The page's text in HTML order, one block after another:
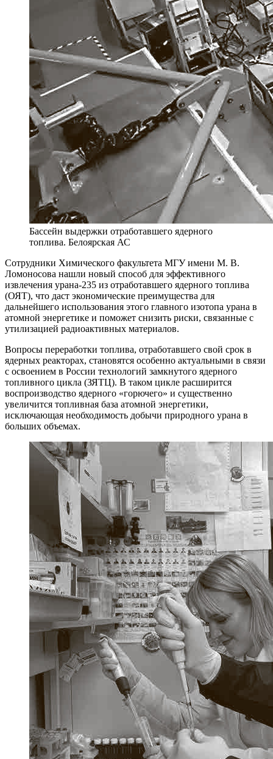
Бассейн выдержки отработавшего ядерного
топлива. Белоярская АС
Сотрудники Химического факультета МГУ имени М. В.
Ломоносова нашли новый способ для эффективного
извлечения урана‑235 из отработавшего ядерного топлива
(ОЯТ), что даст экономические преимущества для
дальнейшего использования этого главного изотопа урана в
атомной энергетике и поможет снизить риски, связанные с
утилизацией радиоактивных материалов.
Вопросы переработки топлива, отработавшего свой срок в
ядерных реакторах, становятся особенно актуальными в связи
с освоением в России технологий замкнутого ядерного
топливного цикла (ЗЯТЦ). В таком цикле расширится
воспроизводство ядерного «горючего» и существенно
увеличится топливная база атомной энергетики,
исключающая необходимость добычи природного урана в
больших объемах.